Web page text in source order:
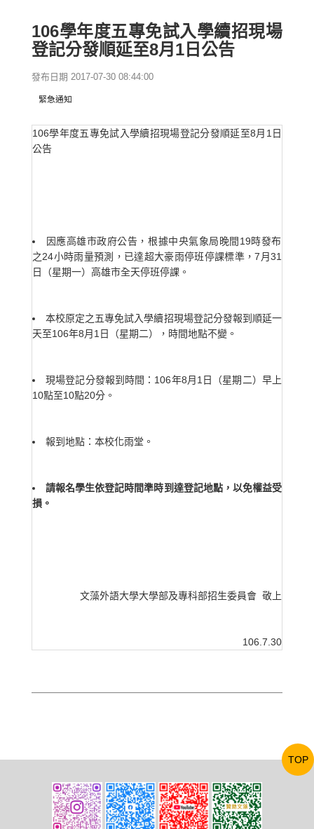
106學年度五專免試入學續招現場
登記分發順延至8月1日公告
發布日期 2017-07-30 08:44:00
緊急通知
106學年度五專免試入學續招現場登記分發順延至8月1日
公告
因應高雄市政府公告，根據中央氣象局晚間19時發布
之24小時雨量預測，已達超大豪雨停班停課標準，7月31
日（星期一）高雄市全天停班停課。
本校原定之五專免試入學續招現場登記分發報到順延一
天至106年8月1日（星期二），時間地點不變。
現場登記分發報到時間：106年8月1日（星期二）早上
10點至10點20分。
報到地點：本校化雨堂。
請報名學生依登記時間準時到達登記地點，以免權益受
損。
文藻外語大學大學部及專科部招生委員會 敬上
106.7.30
TOP